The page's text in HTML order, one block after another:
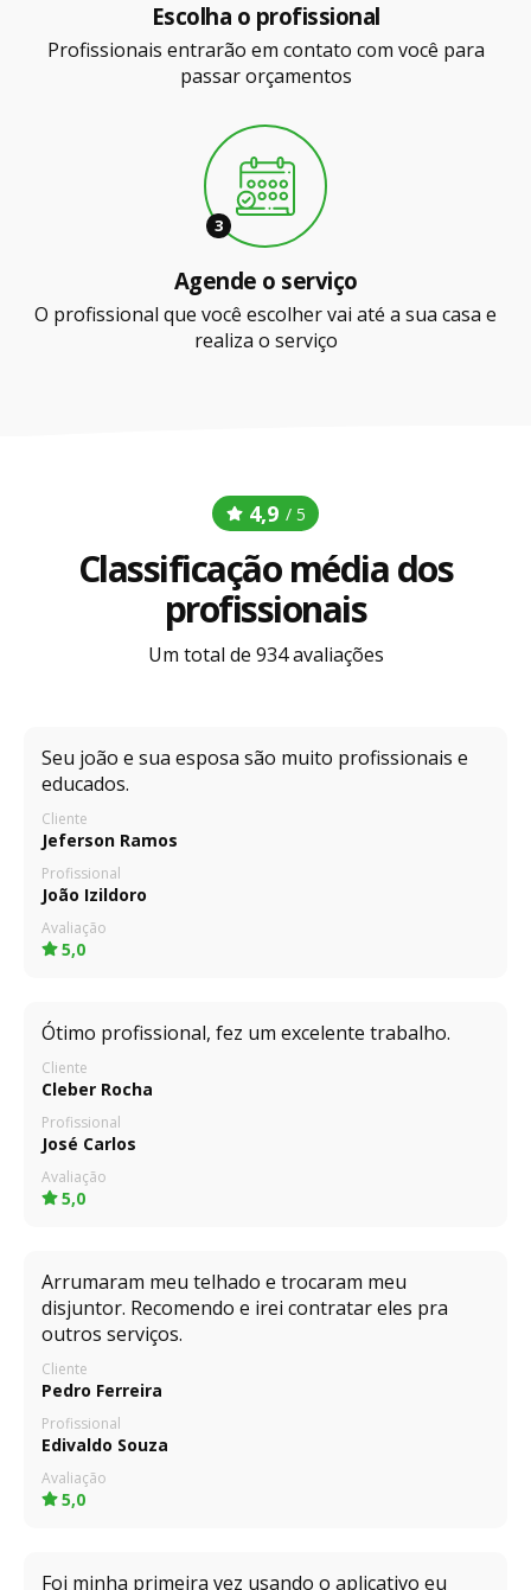
Escolha o profissional
Profissionais entrarão em contato com você para
passar orçamentos
3
Agende o serviço
O profissional que você escolher vai até a sua casa e
realiza o serviço
4,9 / 5
Classificação média dos
profissionais
Um total de 934 avaliações
Seu joão e sua esposa são muito profissionais e
educados.
Cliente
Jeferson Ramos
Profissional
João Izildoro
Avaliação
5,0
Ótimo profissional, fez um excelente trabalho.
Cliente
Cleber Rocha
Profissional
José Carlos
Avaliação
5,0
Arrumaram meu telhado e trocaram meu
disjuntor. Recomendo e irei contratar eles pra
outros serviços.
Cliente
Pedro Ferreira
Profissional
Edivaldo Souza
Avaliação
5,0
Foi minha primeira vez usando o aplicativo eu